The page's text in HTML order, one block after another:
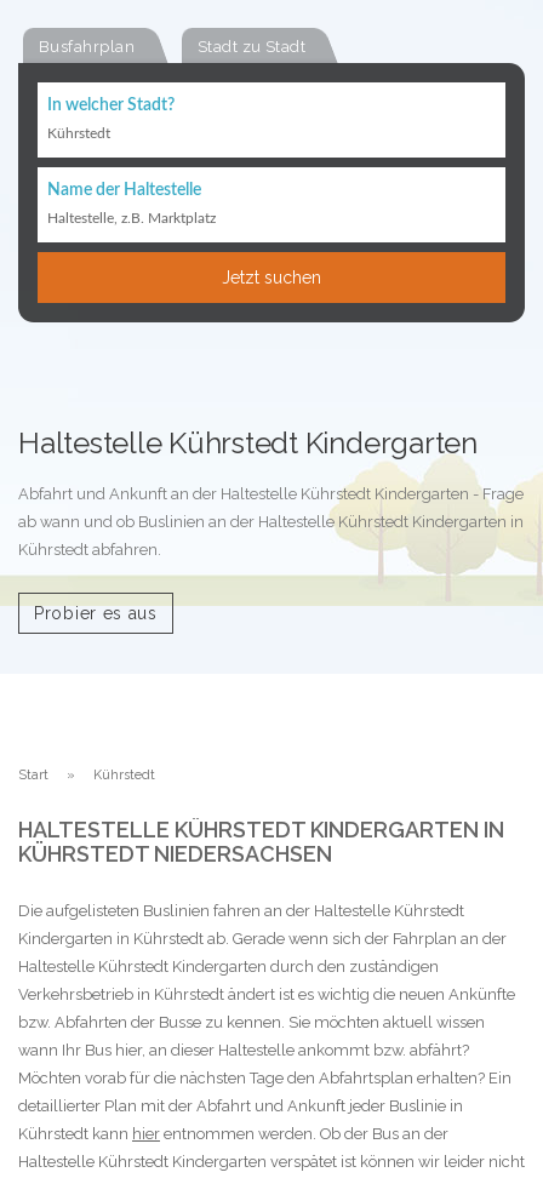
Busfahrplan Stadt zu Stadt
In welcher Stadt?
Kührstedt
Name der Haltestelle
Haltestelle, z.B. Marktplatz
Jetzt suchen
Haltestelle Kührstedt Kindergarten
Abfahrt und Ankunft an der Haltestelle Kührstedt Kindergarten - Frage
ab wann und ob Buslinien an der Haltestelle Kührstedt Kindergarten in
Kührstedt abfahren.
Probier es aus
Start Kührstedt
HALTESTELLE KÜHRSTEDT KINDERGARTEN IN
KÜHRSTEDT NIEDERSACHSEN
Die aufgelisteten Buslinien fahren an der Haltestelle Kührstedt
Kindergarten in Kührstedt ab. Gerade wenn sich der Fahrplan an der
Haltestelle Kührstedt Kindergarten durch den zuständigen
Verkehrsbetrieb in Kührstedt ändert ist es wichtig die neuen Ankünfte
bzw. Abfahrten der Busse zu kennen. Sie möchten aktuell wissen
wann Ihr Bus hier, an dieser Haltestelle ankommt bzw. abfährt?
Möchten vorab für die nächsten Tage den Abfahrtsplan erhalten? Ein
detaillierter Plan mit der Abfahrt und Ankunft jeder Buslinie in
Kührstedt kann hier entnommen werden. Ob der Bus an der
Haltestelle Kührstedt Kindergarten verspätet ist können wir leider nicht